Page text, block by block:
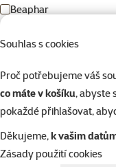
Souhlas s cookies
Proč potřebujeme váš
co máte v košíku, abyste
pokaždé přihlašovat,
Děkujeme,k vašim
Zásady použití cookies
Beaphar
Eheim
FURminator
Living World
Magic Cat